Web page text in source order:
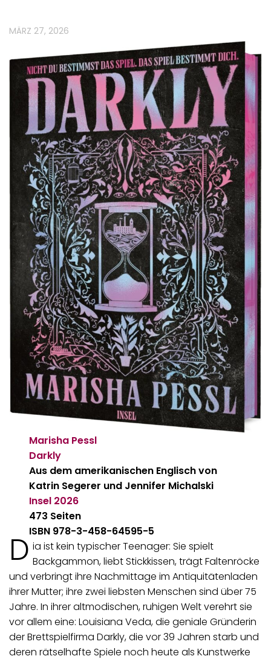
MÄRZ 27, 2026
Marisha Pessl
Darkly
Aus dem amerikanischen Englisch von
Katrin Segerer und Jennifer Michalski
Insel 2026
473 Seiten
ISBN 978-3-458-64595-5
D ia ist kein typischer Teenager: Sie spielt
Backgammon, liebt Stickkissen, trägt Faltenröcke
und verbringt ihre Nachmittage im Antiquitätenladen
ihrer Mutter; ihre zwei liebsten Menschen sind über 75
Jahre. In ihrer altmodischen, ruhigen Welt verehrt sie
vor allem eine: Louisiana Veda, die geniale Gründerin
der Brettspielfirma Darkly, die vor 39 Jahren starb und
deren rätselhafte Spiele noch heute als Kunstwerke